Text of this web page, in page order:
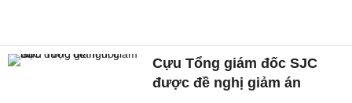
Cựu Tổng giám đốc SJC
được đề nghị giảm án